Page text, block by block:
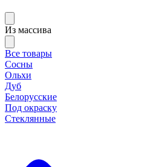
Из массива
Все товары
Сосны
Ольхи
Дуб
Белорусские
Под окраску
Стеклянные